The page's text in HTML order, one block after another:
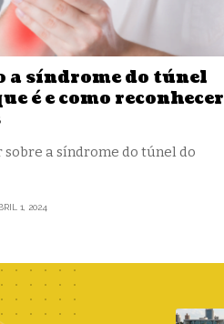
a síndrome do túnel
é e como reconhecer
sobre a síndrome do túnel do
1, 2024